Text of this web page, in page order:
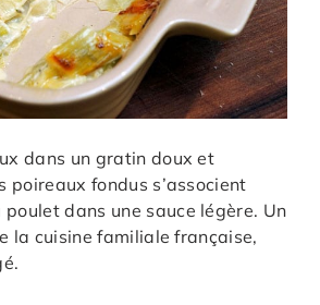
dans un gratin doux et
poireaux fondus s’associent
dans une sauce légère. Un
la cuisine familiale française,